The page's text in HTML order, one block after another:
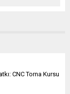
CNC Torna Kursu